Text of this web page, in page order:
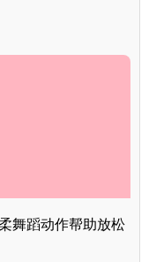
舞蹈动作帮助放松